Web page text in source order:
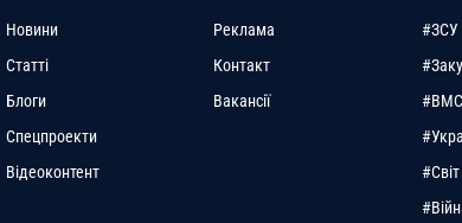
Новини
Статті
Блоги
Спецпроекти
Відеоконтент
Реклама
Контакт
Вакансії
#ЗСУ
#ВМС
#Світ